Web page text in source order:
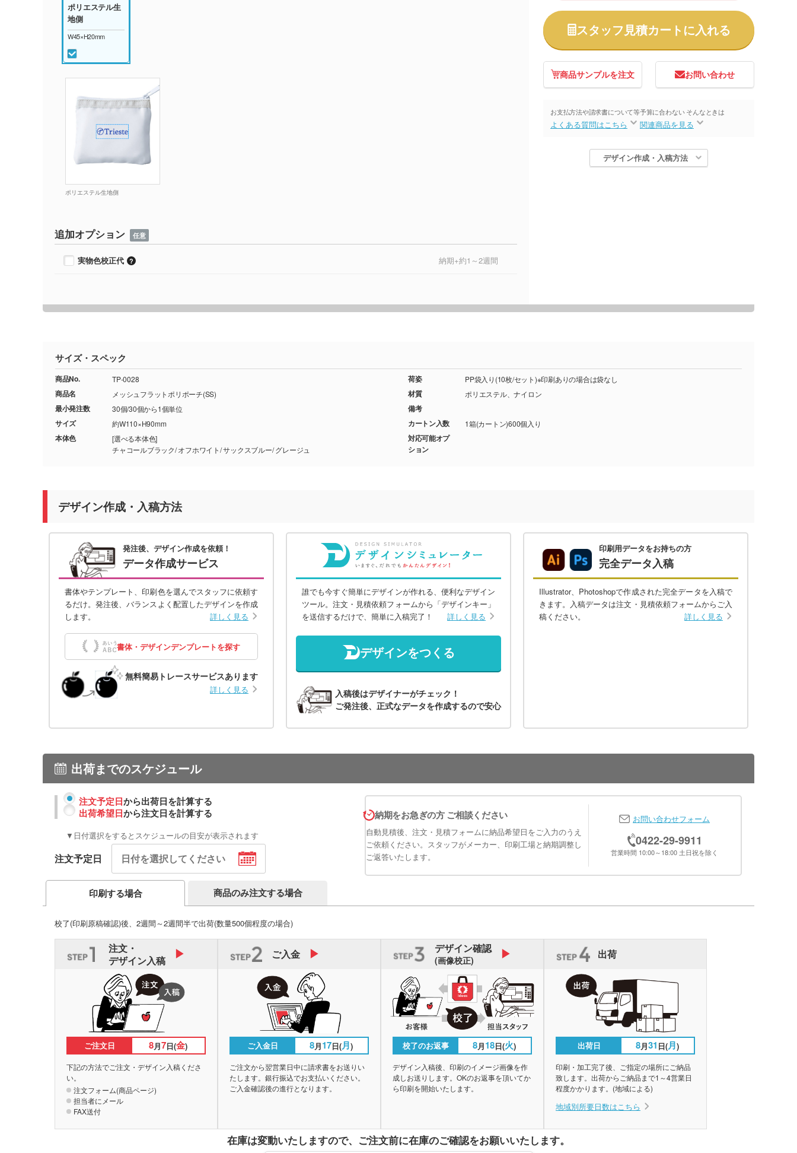
ポリエステル生
地側
W45×H20mm
ポリエステル生地側
追加オプション 任意
実物色校正代 納期+約1～2週間
スタッフ見積カートに入れる
商品サンプルを注文 お問い合わせ
お支払方法や請求書について等
よくある質問はこちら
予算に合わない そんなときは
関連商品を見る
デザイン作成・入稿方法
サイズ・スペック
商品No. TP-0028
商品名 メッシュフラットポリポーチ(SS)
最小発注数 30個/30個から1個単位
サイズ 約W110×H90mm
本体色
[選べる本体色]
チャコールブラック/ オフホワイト/ サックスブルー/ グレージュ
荷姿 PP袋入り(10枚/セット)※印刷ありの場合は袋なし
材質 ポリエステル、ナイロン
備考
カートン入数
1箱(カートン)600個入り
対応可能オプ
ション
デザイン作成・入稿方法
発注後、デザイン作成を依頼！
データ作成サービス
書体やテンプレート、印刷色を選んでスタッフに依頼す
るだけ。発注後、バランスよく配置したデザインを作成
します。
詳しく見る
書体・デザインデンプレートを探す
無料簡易トレースサービスあります
詳しく見る
誰でも今すぐ簡単にデザインが作れる、便利なデザイン
ツール。注文・見積依頼フォームから「デザインキー」
を送信するだけで、簡単に入稿完了！
詳しく見る
デザインをつくる
入稿後はデザイナーがチェック！
ご発注後、正式なデータを作成するので安心
印刷用データをお持ちの方
完全データ入稿
Illustrator、Photoshopで作成された完全データを入稿で
きます。入稿データは注文・見積依頼フォームからご入
稿ください。
詳しく見る
出荷までのスケジュール
注文予定日から出荷日を計算する
出荷希望日から注文日を計算する
▼日付選択をするとスケジュールの目安が表示されます
注文予定日
納期をお急ぎの方 ご相談ください
自動見積後、注文・見積フォームに納品希望日をご入力のうえ
ご依頼ください。スタッフがメーカー、印刷工場と納期調整し
ご返答いたします。
お問い合わせフォーム
0422-29-9911
営業時間 10:00～18:00 土日祝を除く
印刷する場合 商品のみ注文する場合
校了(印刷原稿確認)後、2週間～2週間半で出荷(数量500個程度の場合)
注文・
デザイン入稿
ご注文日 8月7日(金)
下記の方法でご注文・デザイン入稿くださ
い。
注文フォーム(商品ページ)
担当者にメール
FAX送付
ご入金
ご入金日 8月17日(月)
ご注文から翌営業日中に請求書をお送りい
たします。銀行振込でお支払いください。
ご入金確認後の進行となります。
デザイン確認
(画像校正)
校了のお返事 8月18日(火)
デザイン入稿後、印刷のイメージ画像を作
成しお送りします。OKのお返事を頂いてか
ら印刷を開始いたします。
出荷
出荷日 8月31 日(月)
印刷・加工完了後、ご指定の場所にご納品
致します。出荷からご納品まで1～4営業日
程度かかります。(地域による)
地域別所要日数はこちら
在庫は変動いたしますので、 ご注文前に在庫のご確認をお願いいたします。